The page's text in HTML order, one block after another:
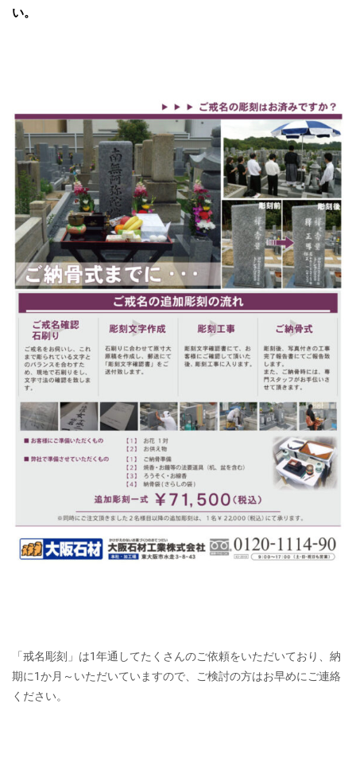
い。
「戒名彫刻」は1年通してたくさんのご依頼をいただいており、納
期に1か月～いただいていますので、ご検討の方はお早めにご連絡
ください。